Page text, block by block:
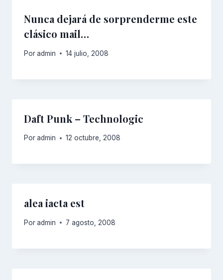
Nunca dejará de sorprenderme este
clásico mail…
Poradmin 14 julio, 2008
Daft Punk – Technologic
Poradmin 12 octubre, 2008
alea iacta est
Poradmin 7 agosto, 2008